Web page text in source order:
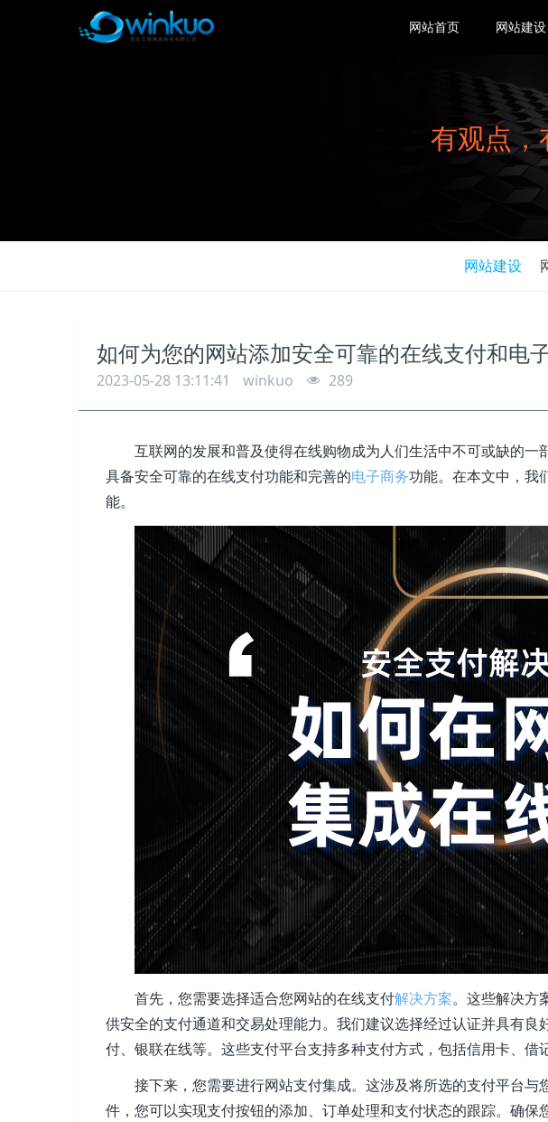
网站首页 网站建设
有观点
网站建设
如何为您的网站添加安全可靠的在线支付和电
2023-05-28 13:11:41 winkuo 289
互联网的发展和普及使得在线购物成为人们生活中不可或缺的
具备安全可靠的在线支付功能和完善的电子商务功能。在本文中，我
能。
首先，您需要选择适合您网站的在线支付解决方案。这些解决方
供安全的支付通道和交易处理能力。我们建议选择经过认证并具有
付、银联在线等。这些支付平台支持多种支付方式，包括信用卡、借
接下来，您需要进行网站支付集成。这涉及将所选的支付平台
件，您可以实现支付按钮的添加、订单处理和支付状态的跟踪。确保